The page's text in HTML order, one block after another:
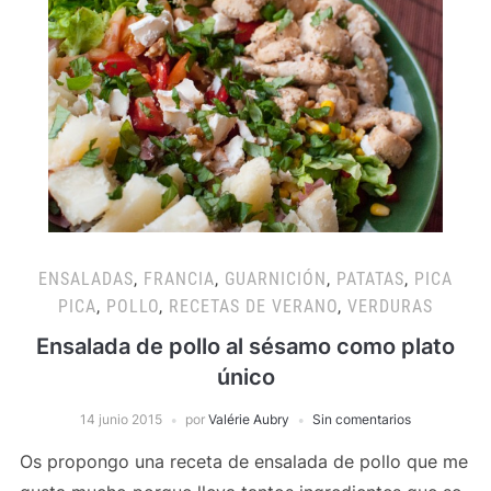
ENSALADAS, FRANCIA, GUARNICIÓN , PATATAS, PICA
PICA, POLLO, RECETAS DE VERANO, VERDURAS
Ensalada de pollo al sésamo como plato
único
14 junio 2015 por Valérie Aubry Sin comentarios
Os propongo una receta de ensalada de pollo que me